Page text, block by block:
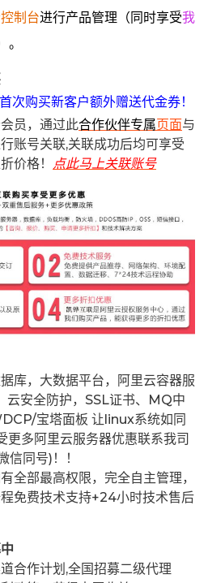
制台进行产品管理（同时享受我
首次购买新客户额外赠送代金券！
员，通过此合作伙伴专属页面与
账号关联,关联成功后均可享受
价格！
点此马上关联账号
库，大数据平台，阿里云容器服
安全防护，SSL证书、MQ中
宝塔面板 让 linux系统如同
多阿里云服务器优惠联系我司
信同号)！！
全部最高权限，完全自主管理，
免费技术支持+24小时技术售后
合作计划,全国招募二级代理